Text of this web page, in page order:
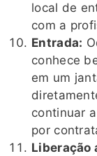
local de
com a
Entrada:
conhece
em um
continuar
por
Liberação